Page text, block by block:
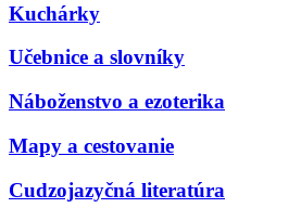
Kuchárky
Učebnice a slovníky
Náboženstvo a ezoterika
Mapy a cestovanie
Cudzojazyčná literatúra